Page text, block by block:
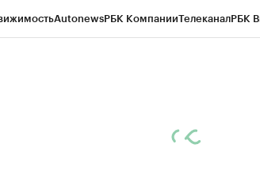
AutonewsРБК КомпанииТелеканалРБК